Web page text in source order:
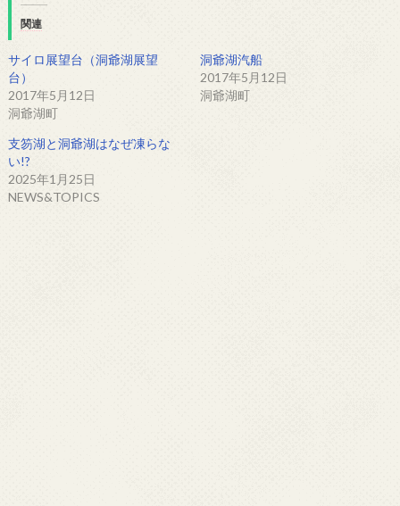
関連
サイロ展望台（洞爺湖展望
台）
2017年5月12日
洞爺湖町
洞爺湖汽船
2017年5月12日
洞爺湖町
支笏湖と洞爺湖はなぜ凍らな
い!?
2025年1月25日
NEWS&TOPICS